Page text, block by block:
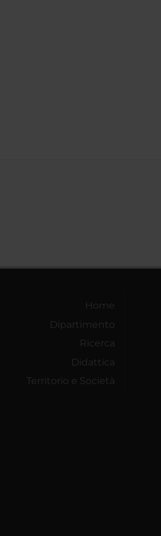
Home
Dipartimento
Ricerca
Didattica
Territorio e Società